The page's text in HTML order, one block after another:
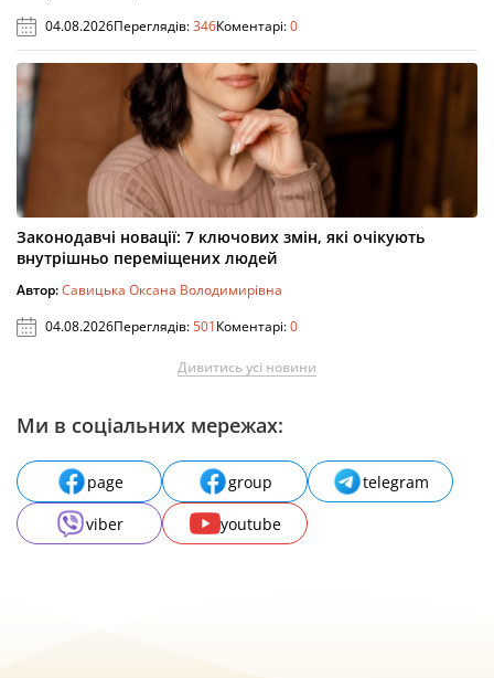
04.08.2026Переглядів:346Коментарі:0
Законодавчі новації: 7 ключових змін, які очікують
внутрішньо переміщених людей
Автор:Савицька Оксана Володимирівна
04.08.2026Переглядів:501Коментарі:0
Дивитись усі новини
Ми в соціальних мережах:
page group
telegram
viber
youtube